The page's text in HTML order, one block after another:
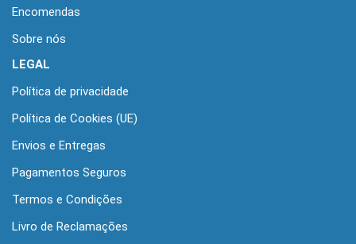
Encomendas
Sobre nós
LEGAL
Política de privacidade
Política de Cookies (UE)
Envios e Entregas
Pagamentos Seguros
Termos e Condições
Livro de Reclamações